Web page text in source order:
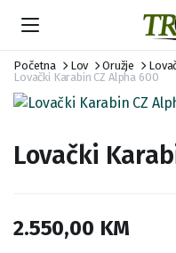
Početna Lov Oružje
Lovački Karabin CZ Alpha 600
Lovački
2.550,00 KM